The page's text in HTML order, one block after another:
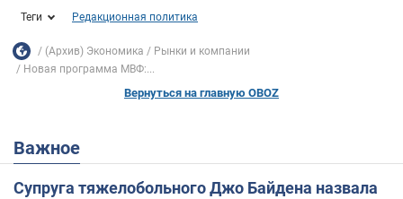
Теги Редакционная политика
(Архив) Экономика
Рынки и компании
Новая программа МВФ:...
Вернуться на главную OBOZ
Важное
Супруга тяжелобольного Джо Байдена назвала